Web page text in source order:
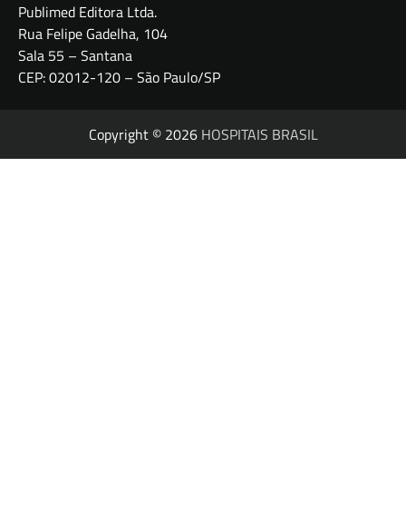
Publimed Editora Ltda.
Rua Felipe Gadelha, 104
Sala 55 – Santana
CEP: 02012-120 – São Paulo/SP
Copyright © 2026 HOSPITAIS BRASIL